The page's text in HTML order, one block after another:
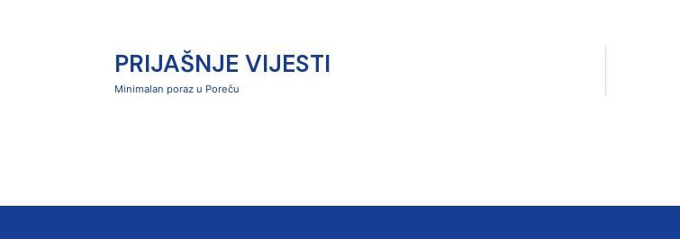
PRIJAŠNJE VIJESTI
Minimalan poraz u Poreču